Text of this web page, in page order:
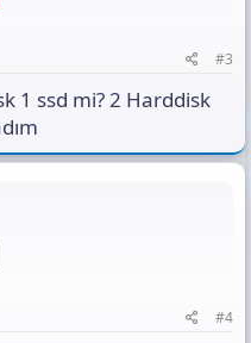
#3
1 ssd mi? 2 Harddisk
#4